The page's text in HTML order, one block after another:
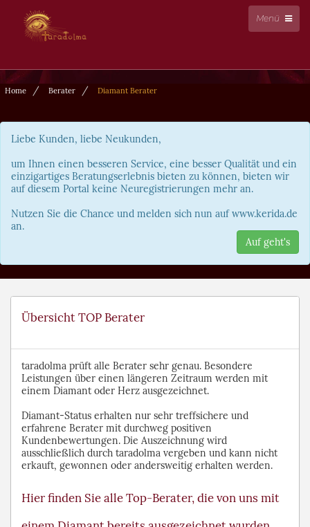
Menü
Home Berater Diamant Berater
Liebe Kunden, liebe Neukunden,
um Ihnen einen besseren Service, eine besser Qualität und ein
einzigartiges Beratungserlebnis bieten zu können, bieten wir
auf diesem Portal keine Neuregistrierungen mehr an.
Nutzen Sie die Chance und melden sich nun auf www.kerida.de
an.
Auf geht's
Übersicht TOP Berater
taradolma prüft alle Berater sehr genau. Besondere
Leistungen über einen längeren Zeitraum werden mit
einem Diamant oder Herz ausgezeichnet.
Diamant-Status erhalten nur sehr treffsichere und
erfahrene Berater mit durchweg positiven
Kundenbewertungen. Die Auszeichnung wird
ausschließlich durch taradolma vergeben und kann nicht
erkauft, gewonnen oder andersweitig erhalten werden.
Hier finden Sie alle Top-Berater, die von uns mit